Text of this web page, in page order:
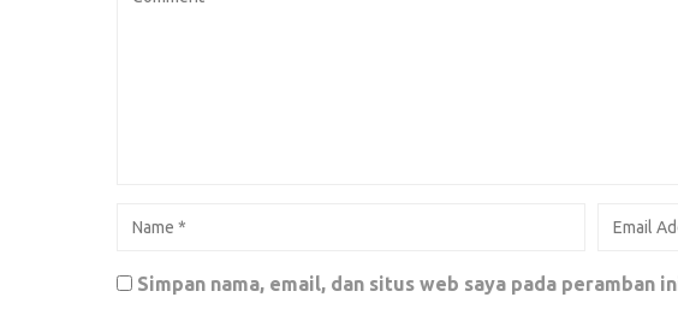
Simpan nama, email, dan situs web saya pada peramban